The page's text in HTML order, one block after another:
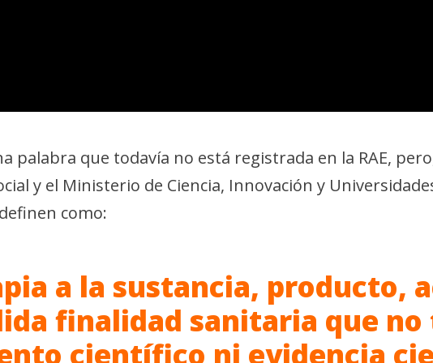
palabra que todavía no está registrada en la RAE,
y el Ministerio de Ciencia, Innovación y
como:
a la sustancia, producto,
finalidad sanitaria que no
científico ni evidencia